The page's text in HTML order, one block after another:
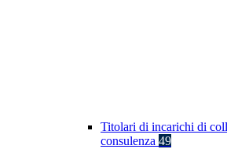
Titolari di incarichi di
consulenza 49